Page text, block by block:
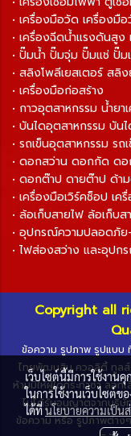
• เครื่องมือวัด เครื่องมื
• เครื่องฉีดน้ำแรงดันสู
• ปั๊มน้ำ ปั๊มจุ่ม ปั๊มแช่ ปั๊
• สลิงโพลีเยสเตอร์ สลิ
• เครื่องมือก่อสร้าง
• กาวอุตสาหกรรม น้ำยา
• บันไดอุตสาหกรรม บัน
• รถเข็นอุตสาหกรรม รถ
• ดอกสว่าน ดอกกัด ดอ
• ดอกต๊าป ดายต๊าป ด้า
• เครื่องมือเวิร์คช็อป เค
• ล้อเก็บสายไฟ ล้อเก็บ
• อุปกรณ์ความปลอดภั
• ไฟส่องสว่าง และอุปก
Copyright all
ข้อความ รูปภาพ รูปแบบ
ไทยพัฒนสิน ควอลิตี้ ทูลส์
ห้ามมิให้ผู้ใดกระทำซ้ำ ลอก
ไม่ได้รับอนุญาตจากบริษั
ข้อความ หรือ รูปภาพต่าง
เว็บไซต์นี้มีการใช้งาน
ในการใช้งานเว็บไซต์
ได้ที่นโยบายความเป็น